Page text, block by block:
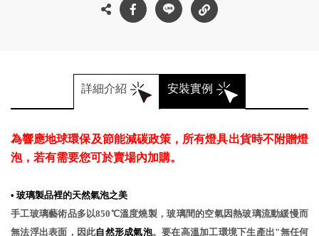
詳細介紹 安裝實例
為響應地球環保及節能減碳政策，所有燈具出貨時不附贈燈
泡，若有需要您可於賣場內加購。
• 玻璃製品裡的天然氣泡之美
手工玻璃藝術品多以850℃溫度燒製，玻璃間的空氣因熱玻璃流動緩慢而
無法浮出表面，因此自然形成氣泡。要在高溫加工環境下生產出"無任何